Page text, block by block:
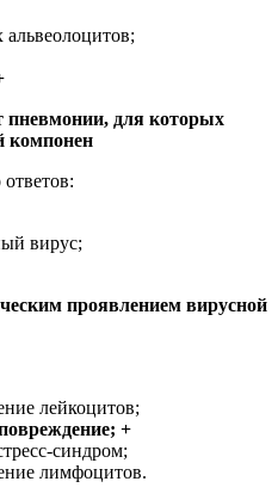
для которых
компонен
вирус;
проявлением вирусной
лейкоцитов;
+
синдром;
лимфоцитов.